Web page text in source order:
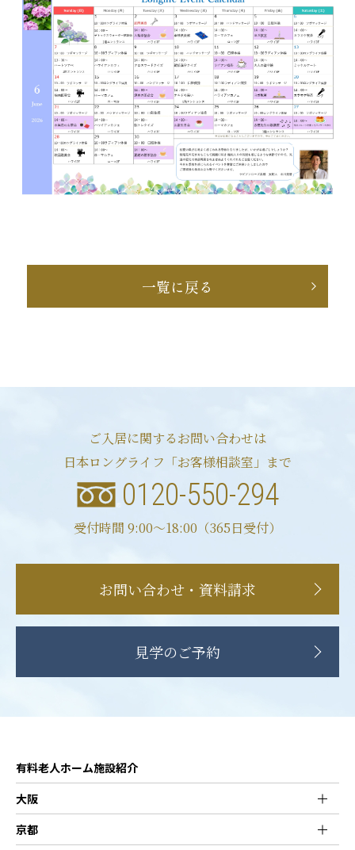
一覧に戻る
ご入居に関するお問い合わせは
日本ロングライフ「お客様相談室」まで
0120-550-294
受付時間 9:00〜18:00（365日受付）
お問い合わせ・資料請求
見学のご予約
有料老人ホーム施設紹介
大阪
京都